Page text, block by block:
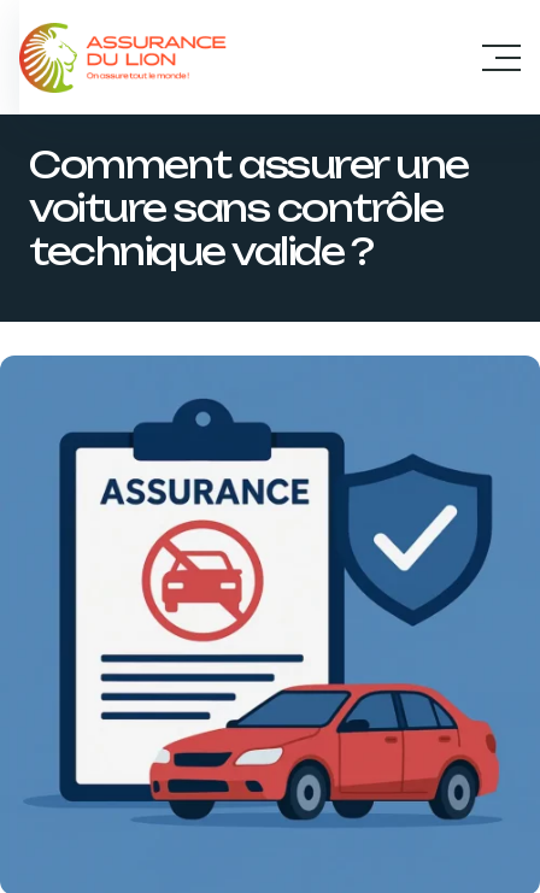
Comment assurer une
voiture sans contrôle
technique valide ?